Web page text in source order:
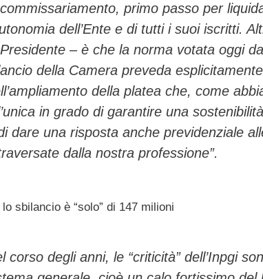
primo passo per
dell’Ente e di tutti i suoi iscritti.
– è che la norma votata oggi
della Camera preveda
della platea che, come
in grado di garantire una
dare una risposta anche previdenziale
dalla nostra professione”.
sbilancio è “solo” di 147 milioni
corso degli anni, le “criticità” dell’Inpgi